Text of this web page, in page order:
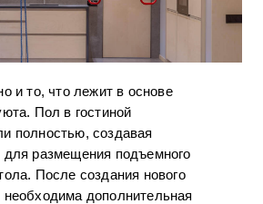
и то, что лежит в основе
Пол в гостиной
полностью, создавая
для размещения подъемного
После создания нового
дополнительная